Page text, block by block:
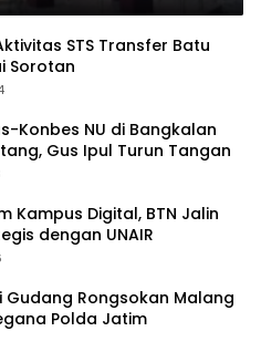
STS Transfer Batu
Sorotan
Konbes NU di Bangkalan
Gus Ipul Turun Tangan
Kampus Digital, BTN Jalin
dengan UNAIR
Gudang Rongsokan Malang
Polda Jatim